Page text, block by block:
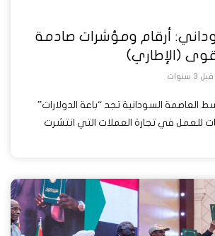
أرقام ومؤشرات صادمة
(الإطاري)
قبل 3 سنوات
2023 وسط العاصمة السودانية تجد “باعة الدولارات”
للعمل في تجارة العملات التي انتشرت